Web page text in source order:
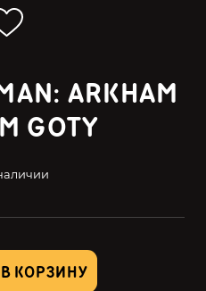
ARKHAM
GOTY
В КОРЗИНУ